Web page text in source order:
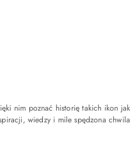
nim poznać historię takich ikon jak
wiedzy i mile spędzona chwila